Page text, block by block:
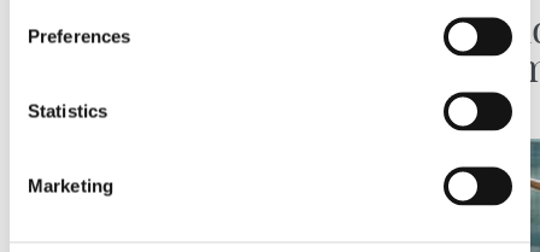
Preferences
Statistics
Marketing
Ilusionadas por el